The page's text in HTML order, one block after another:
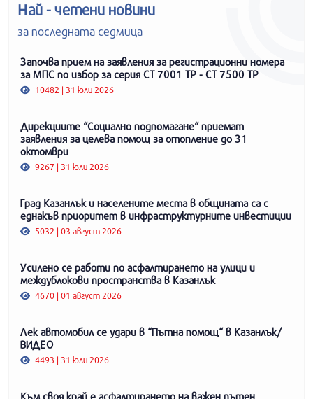
Най - четени новини
за последната седмица
Започва прием на заявления за регистрационни номера
за МПС по избор за серия СТ 7001 ТР - СТ 7500 ТР
10482 | 31 юли 2026
Дирекциите “Социално подпомагане“ приемат
заявления за целева помощ за отопление до 31
октомври
9267 | 31 юли 2026
Град Казанлък и населените места в общината са с
еднакъв приоритет в инфраструктурните инвестиции
5032 | 03 август 2026
Усилено се работи по асфалтирането на улици и
междублокови пространства в Казанлък
4670 | 01 август 2026
Лек автомобил се удари в “Пътна помощ“ в Казанлък/
ВИДЕО
4493 | 31 юли 2026
Към своя край е асфалтирането на важен пътен